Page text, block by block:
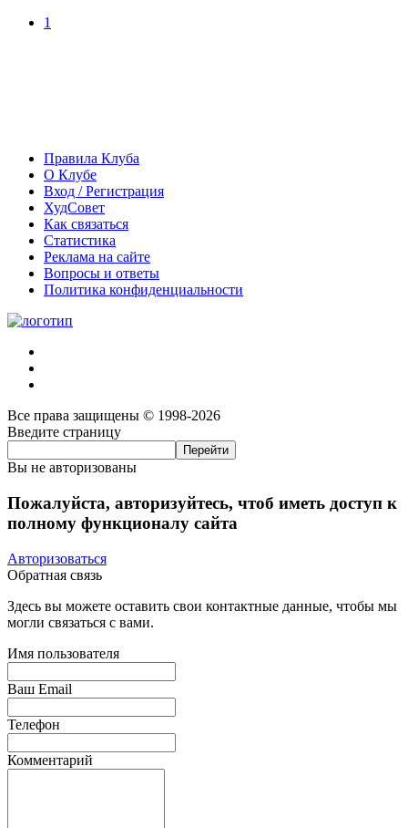
1
Правила Клуба
О Клубе
Вход / Регистрация
ХудСовет
Как связаться
Статистика
Реклама на сайте
Вопросы и ответы
Политика конфиденциальности
Все права защищены © 1998-2026
Введите страницу
Вы не авторизованы
Пожалуйста, авторизуйтесь, чтоб иметь доступ к
полному функционалу сайта
Авторизоваться
Обратная связь
Здесь вы можете оставить свои контактные данные, чтобы мы
могли связаться с вами.
Имя пользователя
Ваш Email
Телефон
Комментарий